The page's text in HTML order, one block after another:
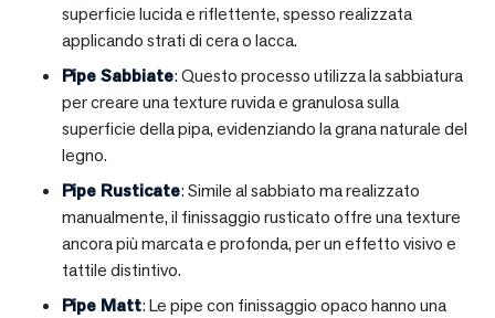
superficie lucida e riflettente, spesso realizzata
applicando strati di cera o lacca.
Pipe Sabbiate: Questo processo utilizza la sabbiatura
per creare una texture ruvida e granulosa sulla
superficie della pipa, evidenziando la grana naturale del
legno.
Pipe Rusticate: Simile al sabbiato ma realizzato
manualmente, il finissaggio rusticato offre una texture
ancora più marcata e profonda, per un effetto visivo e
tattile distintivo.
Pipe Matt: Le pipe con finissaggio opaco hanno una